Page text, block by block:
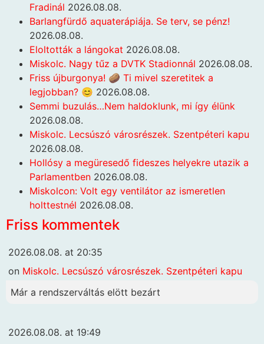
Fradinál 2026.08.08.
Barlangfürdő aquaterápiája. Se terv, se pénz!
2026.08.08.
Eloltották a lángokat 2026.08.08.
Miskolc. Nagy tűz a DVTK Stadionnál 2026.08.08.
Friss újburgonya! 🥔 Ti mivel szeretitek a
legjobban? 😊 2026.08.08.
Semmi buzulás…Nem haldoklunk, mi így élünk
2026.08.08.
Miskolc. Lecsúszó városrészek. Szentpéteri kapu
2026.08.08.
Hollósy a megüresedő fideszes helyekre utazik a
Parlamentben 2026.08.08.
Miskolcon: Volt egy ventilátor az ismeretlen
holttestnél 2026.08.08.
Friss kommentek
2026.08.08. at 20:35
on Miskolc. Lecsúszó városrészek. Szentpéteri kapu
Már a rendszerváltás elött bezárt
2026.08.08. at 19:49